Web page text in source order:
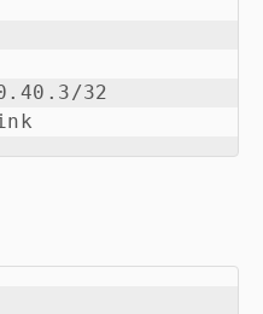
32